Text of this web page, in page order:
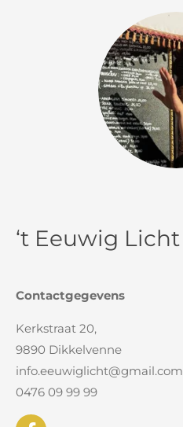
‘t Eeuwig Licht
Contactgegevens
Kerkstraat 20,
9890 Dikkelvenne
info.eeuwiglicht@gmail.com
0476 09 99 99